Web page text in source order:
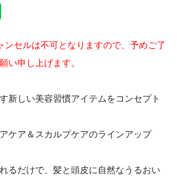
ンセルは不可となりますので、予めご了
い申し上げます。
新しい美容習慣アイテムをコンセプト
ケア＆スカルプケアのラインアップ
るだけで、髪と頭皮に自然なうるおい